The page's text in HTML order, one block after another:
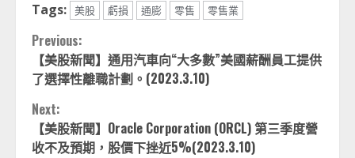
Tags: 美股 虧損 通膨 零售 零售業
Continue
Reading
Previous:
【美股新聞】通用汽車向“大多數”美國薪酬員工提供
了選擇性離職計劃。(2023.3.10)
Next:
【美股新聞】Oracle Corporation (ORCL) 第三季度營
收不及預期，股價下挫近5%(2023.3.10)